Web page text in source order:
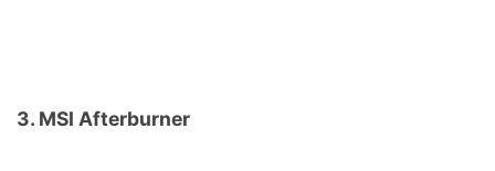
3. MSI Afterburner